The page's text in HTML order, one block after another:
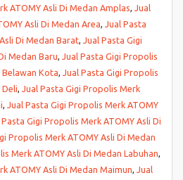
ATOMY Asli Di Medan Amplas, Jual
Asli Di Medan Area, Jual Pasta
Di Medan Barat, Jual Pasta Gigi
Medan Baru, Jual Pasta Gigi Propolis
Belawan Kota, Jual Pasta Gigi Propolis
Deli, Jual Pasta Gigi Propolis Merk
, Jual Pasta Gigi Propolis Merk ATOMY
Pasta Gigi Propolis Merk ATOMY Asli Di
Propolis Merk ATOMY Asli Di Medan
Merk ATOMY Asli Di Medan Labuhan,
ATOMY Asli Di Medan Maimun, Jual